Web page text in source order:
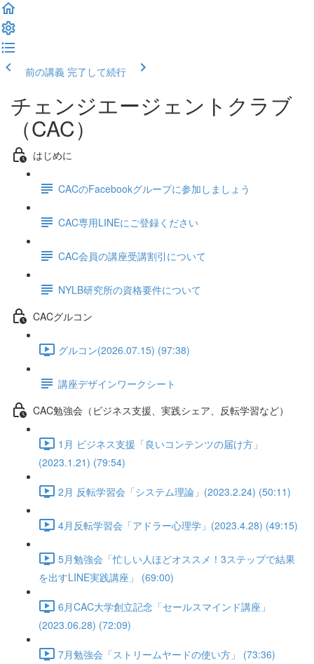
前の講義 完了して続行
チェンジエージェントクラブ
（CAC）
はじめに
CACのFacebookグループに参加しましょう
CAC専用LINEにご登録ください
CAC会員の講座受講割引について
NYLB研究所の資格要件について
CACグルコン
グルコン(2026.07.15) (97:38)
講座デザインワークシート
CAC勉強会（ビジネス支援、実践シェア、反転学習など）
1月 ビジネス支援「良いコンテンツの届け方」
(2023.1.21) (79:54)
2月 反転学習会「システム理論」(2023.2.24) (50:11)
4月反転学習会「アドラー心理学」(2023.4.28) (49:15)
5月勉強会「忙しい人ほどオススメ！3ステップで結果
を出すLINE実践講座」 (69:00)
6月CAC大学創立記念「セールスマインド講座」
(2023.06.28) (72:09)
7月勉強会「ストリームヤードの使い方」 (73:36)